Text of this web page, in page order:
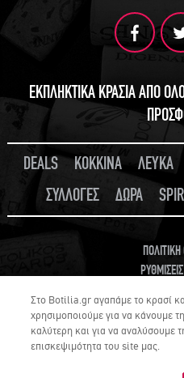
ΕΚΠΛΗΚΤΙΚΑ ΚΡΑΣΙΑ ΑΠΟ
DEALS ΚΟΚΚΙΝΑ ΛΕΥΚΑ
ΣΥΛΛΟΓΕΣ
ΔΩΡΑ
ΠΟΛΙΤΙΚΗ
Στο Botilia.gr αγαπάμε το κρασί
χρησιμοποιούμε για να κάνουμε
καλύτερη και για να αναλύσουμε
επισκεψιμότητα του site μας.